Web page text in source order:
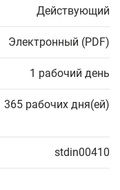
Действующий
Электронный (PDF)
1 рабочий день
365 рабочих дня(ей)
stdin00410